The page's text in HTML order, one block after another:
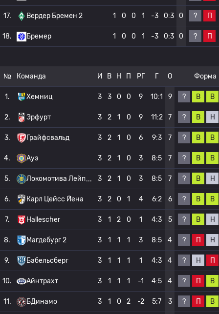
17. Вердер Бремен 2 1 0 0 1 -3 0:3 0 ? П
18. Бремер 1 0 0 1 -3 0:3 0 ? П
№ Команда И В Н П РГ Г О Форма
1. Хемниц 3 3 0 0 9 10:1 9 ? В В
2. Эрфурт 3 2 1 0 9 11:2 7 ? В Н
3. Грайфсвальд 3 2 1 0 6 9:3 7 ? В В
4. Ауэ 3 2 1 0 3 8:5 7 ? В В
5. Локомотива Лейп 3 2 1 0 3 8:5 7 ? В Н
6. Карл Цейсс Йена 3 2 0 1 4 6:2 6 ? В В
7. Hallescher 3 1 2 0 1 4:3 5 ? В Н
8. Магдебург 2 3 1 1 1 3 8:5 4 ? П Н
9. Бабельсберг 3 1 1 1 1 4:3 4 ? Н П
10. Айнтрахт 3 1 1 1 -1 4:5 4 ? П В
11. БДинамо 3 1 0 2 -2 5:7 3 ? П В